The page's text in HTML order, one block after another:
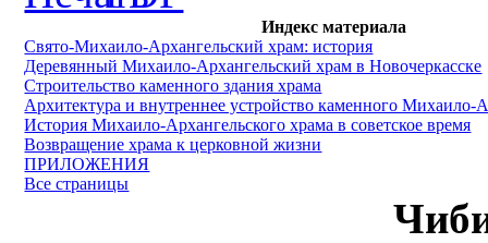
Индекс материала
Свято-Михаило-Архангельский храм: история
Деревянный Михаило-Архангельский храм в Новочеркасске
Строительство каменного здания храма
Архитектура и внутреннее устройство каменного Михаило-
История Михаило-Архангельского храма в советское время
Возвращение храма к церковной жизни
ПРИЛОЖЕНИЯ
Все страницы